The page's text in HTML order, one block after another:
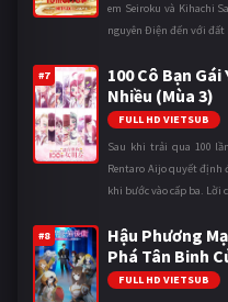
em Seiroku và Kihachi
nguyên Điện đến với
#7
100 Cô Bạn
Nhiều (Mùa 3)
FULL HD VIETSUB
Sau khi trải qua 100
Rentaro Aijo quyết định
khi bước vào cấp ba. Lời
#8
Hậu Phương
Phá Tân Binh
FULL HD VIETSUB